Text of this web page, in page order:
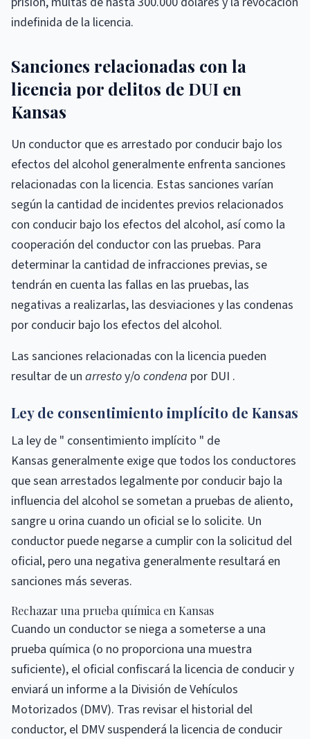
indefinida de la licencia.
Sanciones relacionadas con la
licencia por delitos de DUI en
Kansas
Un conductor que es arrestado por conducir bajo los
efectos del alcohol generalmente enfrenta sanciones
relacionadas con la licencia. Estas sanciones varían
según la cantidad de incidentes previos relacionados
con conducir bajo los efectos del alcohol, así como la
cooperación del conductor con las pruebas. Para
determinar la cantidad de infracciones previas, se
tendrán en cuenta las fallas en las pruebas, las
negativas a realizarlas, las desviaciones y las condenas
por conducir bajo los efectos del alcohol.
Las sanciones relacionadas con la licencia pueden
resultar de un arrestoy/o condena por DUI .
Ley de consentimiento implícito de Kansas
La ley de " consentimiento implícito " de
Kansas generalmente exige que todos los conductores
que sean arrestados legalmente por conducir bajo la
influencia del alcohol se sometan a pruebas de aliento,
sangre u orina cuando un oficial se lo solicite. Un
conductor puede negarse a cumplir con la solicitud del
oficial, pero una negativa generalmente resultará en
sanciones más severas.
Rechazar una prueba química en Kansas
Cuando un conductor se niega a someterse a una
prueba química (o no proporciona una muestra
suficiente), el oficial confiscará la licencia de conducir y
enviará un informe a la División de Vehículos
Motorizados (DMV). Tras revisar el historial del
conductor, el DMV suspenderá la licencia de conducir